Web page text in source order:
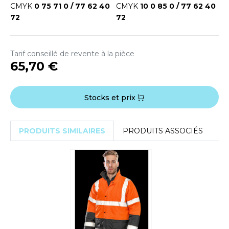
SHIRT
PROFESSIONNELLE
- BLOUSON
COOL
HOODS
T'S
CMYK 0 75 71 0 / 77 62 40
72
CMYK 10 0 85 0 / 77 62 40
72
Tarif conseillé de revente à la pièce
65,70 €
Stocks et prix
PRODUITS SIMILAIRES PRODUITS ASSOCIÉS